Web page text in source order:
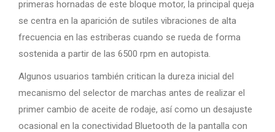
primeras hornadas de este bloque motor, la principal queja
se centra en la aparición de sutiles vibraciones de alta
frecuencia en las estriberas cuando se rueda de forma
sostenida a partir de las 6500 rpm en autopista.
Algunos usuarios también critican la dureza inicial del
mecanismo del selector de marchas antes de realizar el
primer cambio de aceite de rodaje, así como un desajuste
ocasional en la conectividad Bluetooth de la pantalla con